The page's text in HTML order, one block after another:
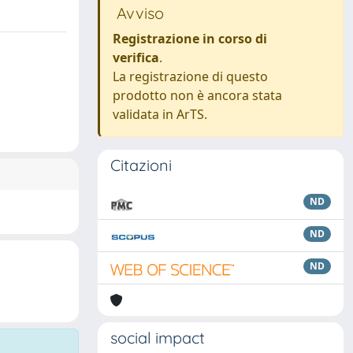
Avviso
Registrazione in corso di
verifica.
La registrazione di questo
prodotto non è ancora stata
validata in ArTS.
Citazioni
ND
ND
ND
social impact